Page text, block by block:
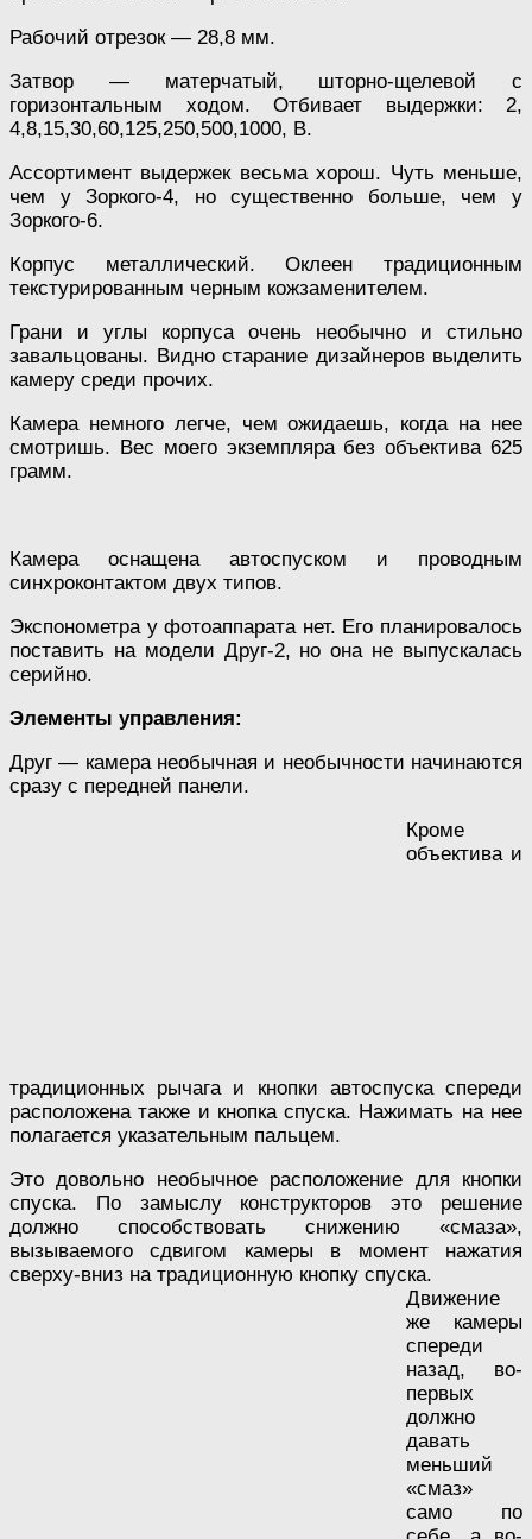
Рабочий отрезок — 28,8 мм.
Затвор — матерчатый, шторно-щелевой с
горизонтальным ходом. Отбивает выдержки: 2,
4,8,15,30,60,125,250,500,1000, В.
Ассортимент выдержек весьма хорош. Чуть меньше,
чем у Зоркого-4, но существенно больше, чем у
Зоркого-6.
Корпус металлический. Оклеен традиционным
текстурированным черным кожзаменителем.
Грани и углы корпуса очень необычно и стильно
завальцованы. Видно старание дизайнеров выделить
камеру среди прочих.
Камера немного легче, чем ожидаешь, когда на нее
смотришь. Вес моего экземпляра без объектива 625
грамм.
Камера оснащена автоспуском и проводным
синхроконтактом двух типов.
Экспонометра у фотоаппарата нет. Его планировалось
поставить на модели Друг-2, но она не выпускалась
серийно.
Элементы управления:
Друг — камера необычная и необычности начинаются
сразу с передней панели.
Кроме
объектива и
традиционных рычага и кнопки автоспуска спереди
расположена также и кнопка спуска. Нажимать на нее
полагается указательным пальцем.
Это довольно необычное расположение для кнопки
спуска. По замыслу конструкторов это решение
должно способствовать снижению «смаза»,
вызываемого сдвигом камеры в момент нажатия
сверху-вниз на традиционную кнопку спуска.
Движение
же камеры
спереди
назад, во-
первых
должно
давать
меньший
«смаз»
само по